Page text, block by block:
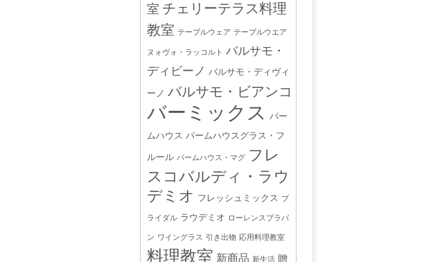
室 チェリーテラス料理
教室 テーブルウェア テーブルウエア
ヌォヴォ・ラッコルト バルサモ・
ディビーノ バルサモ・ディヴィ
ーノ バルサモ・ビアンコ
バーミックス
パー
ムハウス パームハウスグラス・フ
ルール パームハウス・マグ フレ
スコバルディ・ラウ
デミオ フレッシュミックス ブ
ライダル ラウデミオ ローレンスブラバ
ン ワイングラス 引き出物 応用料理教室
料理教室 新商品 新生活 贈